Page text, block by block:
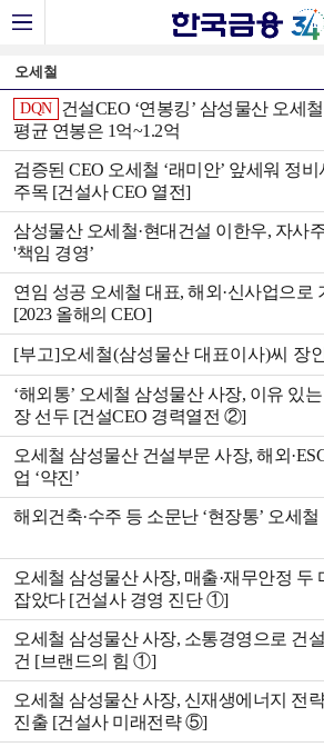
오세철
DQN
건설CEO ‘연봉킹’ 삼성물산 오세
평균 연봉은 1억~1.2억
검증된 CEO 오세철 ‘래미안’ 앞세워 정
주목 [건설사 CEO 열전]
삼성물산 오세철·현대건설 이한우, 자사
'책임 경영’
연임 성공 오세철 대표, 해외·신사업으로
[2023 올해의 CEO]
[부고]오세철(삼성물산 대표이사)씨 장
‘해외통’ 오세철 삼성물산 사장, 이유 있는
장 선두 [건설CEO 경력열전 ②]
오세철 삼성물산 건설부문 사장, 해외
업 ‘약진’
해외건축·수주 등 소문난 ‘현장통’ 오세철
오세철 삼성물산 사장, 매출·재무안정 두
잡았다 [건설사 경영 진단 ①]
오세철 삼성물산 사장, 소통경영으로 건
건 [브랜드의 힘 ①]
오세철 삼성물산 사장, 신재생에너지 전
진출 [건설사 미래전략 ⑤]